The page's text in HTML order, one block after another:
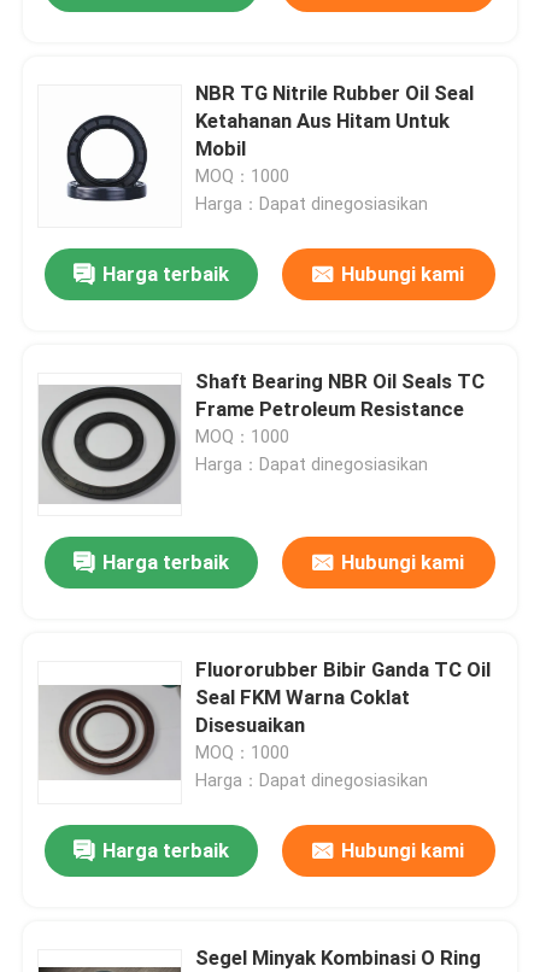
Rumah
NBR TG Nitrile Rubber Oil Seal
Ketahanan Aus Hitam Untuk
Mobil
MOQ：1000
Harga：Dapat dinegosiasikan
Harga terbaik Hubungi kami
Shaft Bearing NBR Oil Seals TC
Frame Petroleum Resistance
MOQ：1000
Harga：Dapat dinegosiasikan
Harga terbaik Hubungi kami
Fluororubber Bibir Ganda TC Oil
Seal FKM Warna Coklat
Disesuaikan
MOQ：1000
Harga：Dapat dinegosiasikan
Harga terbaik Hubungi kami
Segel Minyak Kombinasi O Ring